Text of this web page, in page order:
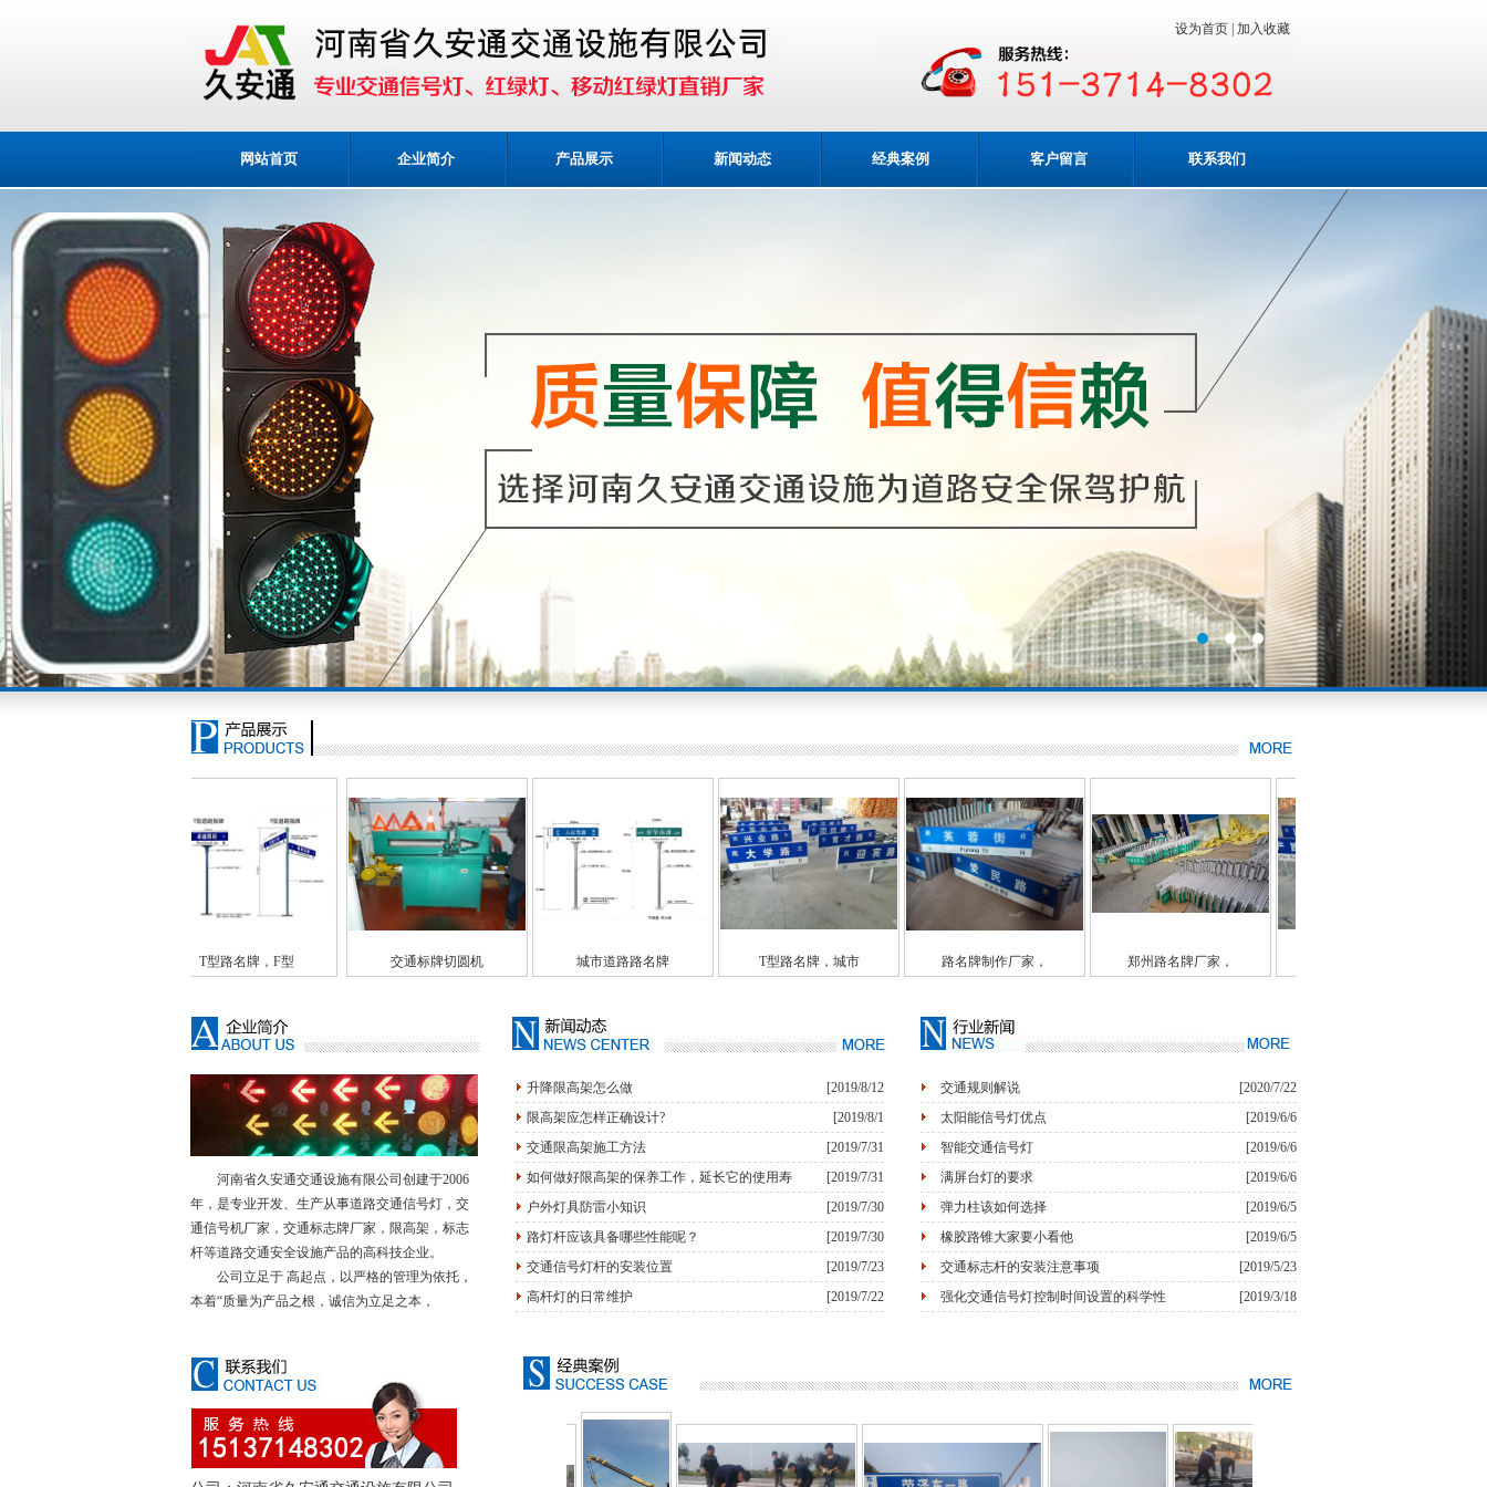
设为首页 | 加入收藏
网站首页 企业简介 产品展示 新闻动态 经典案例 客户留言 联系我们
交通标牌切圆机 城市道路路名牌 T型路名牌，城市 路名牌制作厂家， 郑州路名牌厂家， 郑州路名牌厂家，
河南省久安通交通设施有限公司创建于2006
年，是专业开发、生产从事道路交通信号灯，交
通信号机厂家，交通标志牌厂家，限高架，标志
杆等道路交通安全设施产品的高科技企业。
公司立足于 高起点，以严格的管理为依托，
本着“质量为产品之根，诚信为立足之本，
升降限高架怎么做
[2019/8/12
限高架应怎样正确设计?
[2019/8/1
交通限高架施工方法
[2019/7/31
如何做好限高架的保养工作，延长它的使用寿
[2019/7/31
户外灯具防雷小知识
[2019/7/30
路灯杆应该具备哪些性能呢？
[2019/7/30
交通信号灯杆的安装位置
[2019/7/23
高杆灯的日常维护
[2019/7/22
交通规则解说
[2020/7/22
太阳能信号灯优点
[2019/6/6
智能交通信号灯
[2019/6/6
满屏台灯的要求
[2019/6/6
弹力柱该如何选择
[2019/6/5
橡胶路锥大家要小看他
[2019/6/5
交通标志杆的安装注意事项
[2019/5/23
强化交通信号灯控制时间设置的科学性
[2019/3/18